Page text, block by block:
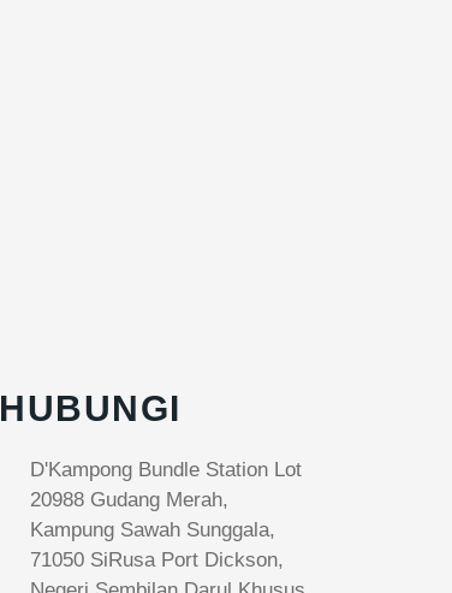
HUBUNGI
D'Kampong Bundle Station Lot
20988 Gudang Merah,
Kampung Sawah Sunggala,
71050 SiRusa Port Dickson,